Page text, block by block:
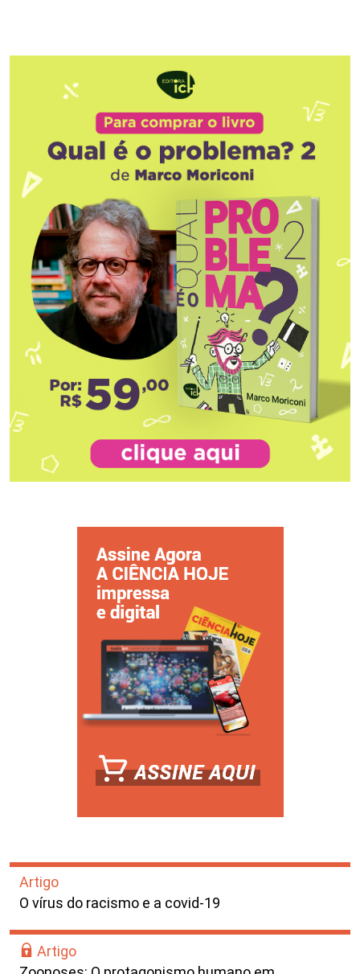
Artigo
O vírus do racismo e a covid-19
Artigo